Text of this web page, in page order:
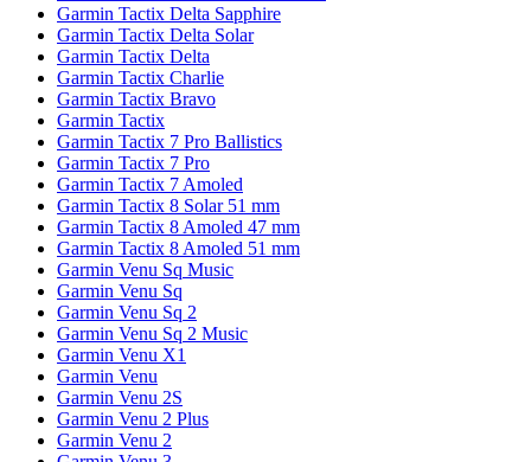
Garmin Tactix Delta Sapphire
Garmin Tactix Delta Solar
Garmin Tactix Delta
Garmin Tactix Charlie
Garmin Tactix Bravo
Garmin Tactix
Garmin Tactix 7 Pro Ballistics
Garmin Tactix 7 Pro
Garmin Tactix 7 Amoled
Garmin Tactix 8 Solar 51 mm
Garmin Tactix 8 Amoled 47 mm
Garmin Tactix 8 Amoled 51 mm
Garmin Venu Sq Music
Garmin Venu Sq
Garmin Venu Sq 2
Garmin Venu Sq 2 Music
Garmin Venu X1
Garmin Venu
Garmin Venu 2S
Garmin Venu 2 Plus
Garmin Venu 2